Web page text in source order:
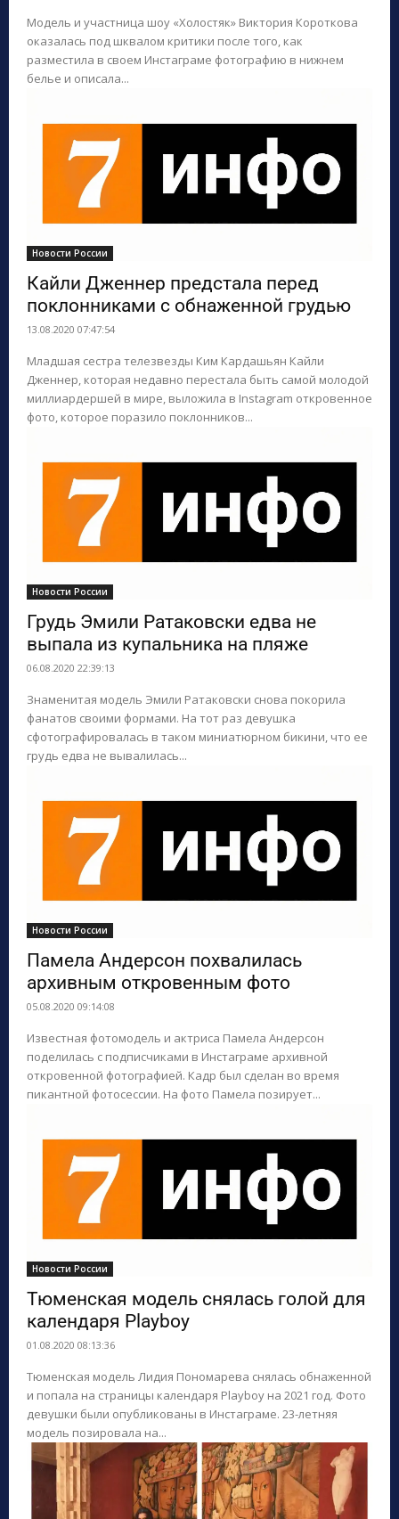
Модель и участница шоу «Холостяк» Виктория Короткова
оказалась под шквалом критики после того, как
разместила в своем Инстаграме фотографию в нижнем
белье и описала...
Новости России
Кайли Дженнер предстала перед
поклонниками с обнаженной грудью
13.08.2020 07:47:54
Младшая сестра телезвезды Ким Кардашьян Кайли
Дженнер, которая недавно перестала быть самой молодой
миллиардершей в мире, выложила в Instagram откровенное
фото, которое поразило поклонников...
Новости России
Грудь Эмили Ратаковски едва не
выпала из купальника на пляже
06.08.2020 22:39:13
Знаменитая модель Эмили Ратаковски снова покорила
фанатов своими формами. На тот раз девушка
сфотографировалась в таком миниатюрном бикини, что ее
грудь едва не вывалилась...
Новости России
Памела Андерсон похвалилась
архивным откровенным фото
05.08.2020 09:14:08
Известная фотомодель и актриса Памела Андерсон
поделилась с подписчиками в Инстаграме архивной
откровенной фотографией. Кадр был сделан во время
пикантной фотосессии. На фото Памела позирует...
Новости России
Тюменская модель снялась голой для
календаря Playboy
01.08.2020 08:13:36
Тюменская модель Лидия Пономарева снялась обнаженной
и попала на страницы календаря Playboy на 2021 год. Фото
девушки были опубликованы в Инстаграме. 23-летняя
модель позировала на...